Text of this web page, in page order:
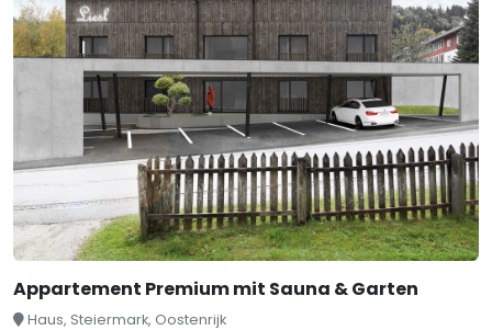
Appartement Premium mit Sauna & Garten
Haus, Steiermark, Oostenrijk